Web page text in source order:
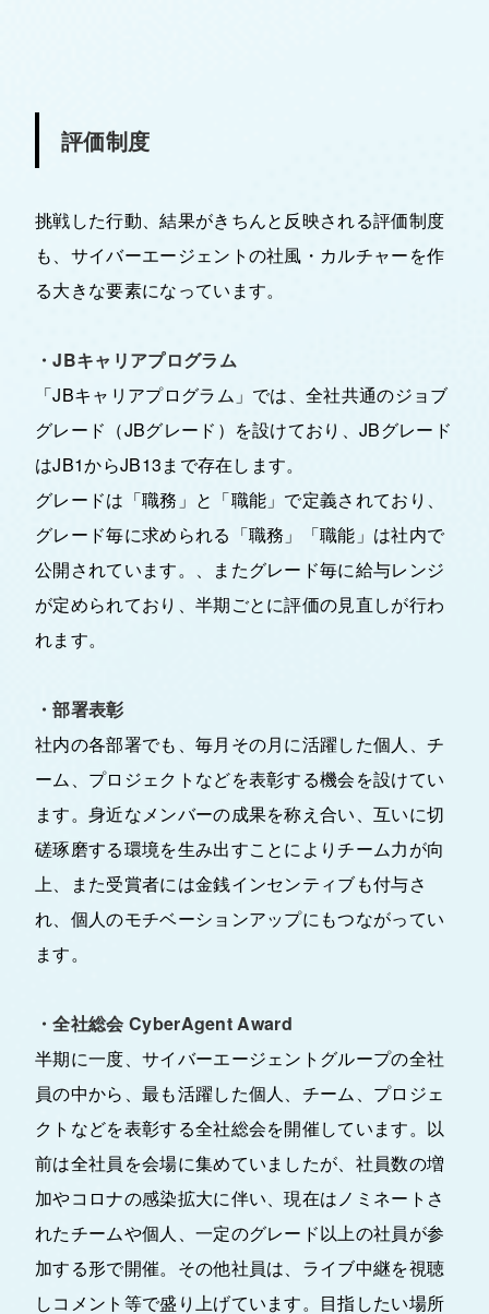
評価制度
挑戦した行動、結果がきちんと反映される評価制度
も、サイバーエージェントの社風・カルチャーを作
る大きな要素になっています。
・JBキャリアプログラム
「JBキャリアプログラム」では、全社共通のジョブ
グレード（JBグレード）を設けており、JBグレード
はJB1からJB13まで存在します。
グレードは「職務」と「職能」で定義されており、
グレード毎に求められる「職務」「職能」は社内で
公開されています。、またグレード毎に給与レンジ
が定められており、半期ごとに評価の見直しが行わ
れます。
・部署表彰
社内の各部署でも、毎月その月に活躍した個人、チ
ーム、プロジェクトなどを表彰する機会を設けてい
ます。身近なメンバーの成果を称え合い、互いに切
磋琢磨する環境を生み出すことによりチーム力が向
上、また受賞者には金銭インセンティブも付与さ
れ、個人のモチベーションアップにもつながってい
ます。
・全社総会 CyberAgent Award
半期に一度、サイバーエージェントグループの全社
員の中から、最も活躍した個人、チーム、プロジェ
クトなどを表彰する全社総会を開催しています。以
前は全社員を会場に集めていましたが、社員数の増
加やコロナの感染拡大に伴い、現在はノミネートさ
れたチームや個人、一定のグレード以上の社員が参
加する形で開催。その他社員は、ライブ中継を視聴
しコメント等で盛り上げています。目指したい場所